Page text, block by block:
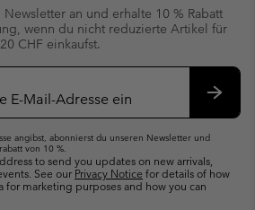
an und erhalte 10 % Rabatt
wenn du nicht reduzierte Artikel für
CHF einkaufst.
angibst, abonnierst du unseren Newsletter und
von 10 %.
to send you updates on new arrivals,
See our Privacy Notice for details of how
for marketing purposes and how you can